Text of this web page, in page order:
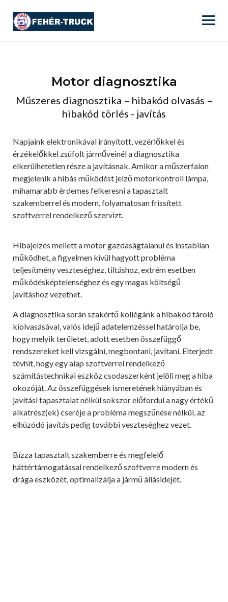
content
Motor diagnosztika
Műszeres diagnosztika – hibakód olvasás –
hibakód törlés - javítás
Napjaink elektronikával irányított, vezérlőkkel és
érzékelőkkel zsúfolt járműveinél a diagnosztika
elkerülhetetlen része a javításnak. Amikor a műszerfalon
megjelenik a hibás működést jelző motorkontroll lámpa,
mihamarabb érdemes felkeresni a tapasztalt
szakemberrel és modern, folyamatosan frissített
szoftverrel rendelkező szervizt.
Hibajelzés mellett a motor gazdaságtalanul és instabilan
működhet, a figyelmen kívül hagyott probléma
teljesítmény veszteséghez, tiltáshoz, extrém esetben
működésképtelenséghez és egy magas költségű
javításhoz vezethet.
A diagnosztika során szakértő kollégánk a hibakód tároló
kiolvasásával, valós idejű adatelemzéssel határolja be,
hogy melyik területet, adott esetben összefüggő
rendszereket kell vizsgálni, megbontani, javítani. Elterjedt
tévhit, hogy egy alap szoftverrel rendelkező
számítástechnikai eszköz csodaszerként jelöli meg a hiba
okozóját. Az összefüggések ismeretének hiányában és
javítási tapasztalat nélkül sokszor előfordul a nagy értékű
alkatrész(ek) cseréje a probléma megszűnése nélkül, az
elhúzódó javítás pedig további veszteséghez vezet.
Bízza tapasztalt szakemberre és megfelelő
háttértámogatással rendelkező szoftverre modern és
drága eszközét, optimalizálja a jármű állásidejét.